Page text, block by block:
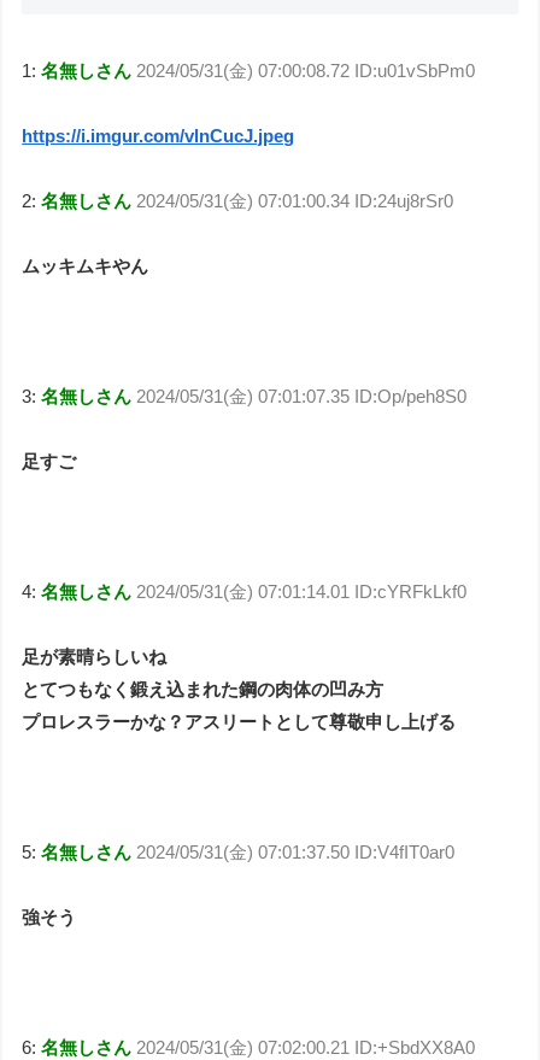
1:名無しさん 2024/05/31(金) 07:00:08.72 ID:u01vSbPm0
https://i.imgur.com/vlnCucJ.jpeg
2:名無しさん 2024/05/31(金) 07:01:00.34 ID:24uj8rSr0
ムッキムキやん
3:名無しさん 2024/05/31(金) 07:01:07.35 ID:Op/peh8S0
足すご
4:名無しさん 2024/05/31(金) 07:01:14.01 ID:cYRFkLkf0
足が素晴らしいね
とてつもなく鍛え込まれた鋼の肉体の凹み方
プロレスラーかな？アスリートとして尊敬申し上げる
5:名無しさん 2024/05/31(金) 07:01:37.50 ID:V4fIT0ar0
強そう
6:名無しさん 2024/05/31(金) 07:02:00.21 ID:+SbdXX8A0